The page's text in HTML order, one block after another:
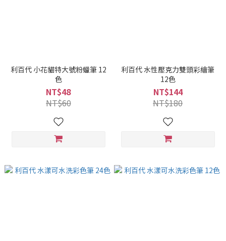
利百代 小花貓特大號粉蠟筆 12
色
NT$48
NT$60
利百代 水性壓克力雙頭彩繪筆
12色
NT$144
NT$180